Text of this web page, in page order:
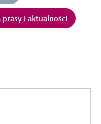
i aktualności